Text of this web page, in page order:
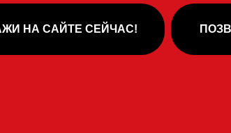
кухня,